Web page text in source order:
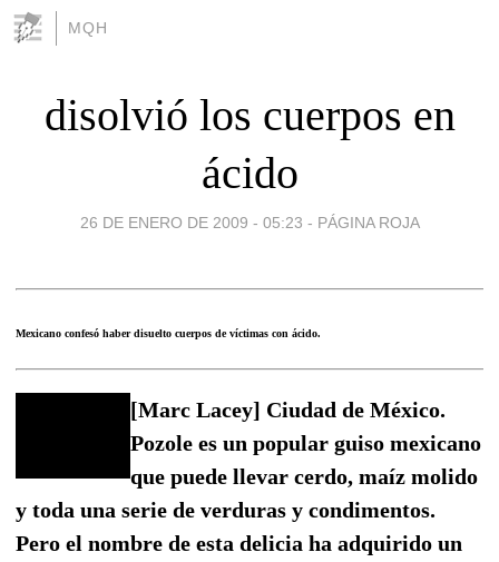
MQH
disolvió los cuerpos en
ácido
26 DE ENERO DE 2009 - 05:23 - PÁGINA ROJA
Mexicano confesó haber disuelto cuerpos de víctimas con ácido.
[Marc Lacey] Ciudad de México.
Pozole es un popular guiso mexicano
que puede llevar cerdo, maíz molido
y toda una serie de verduras y condimentos.
Pero el nombre de esta delicia ha adquirido un